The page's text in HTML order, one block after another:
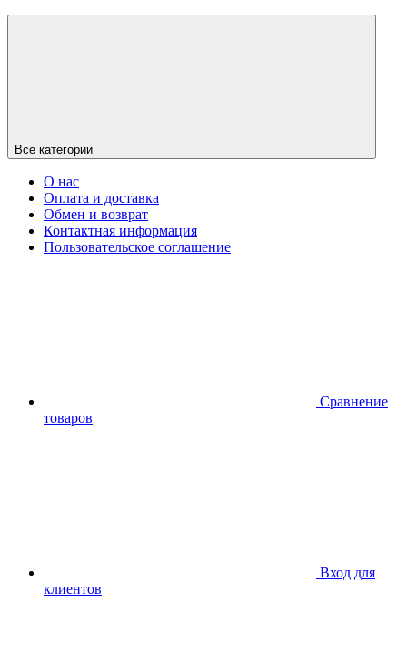
Все категории
О нас
Оплата и доставка
Обмен и возврат
Контактная информация
Пользовательское соглашение
Сравнение
товаров
Вход для
клиентов